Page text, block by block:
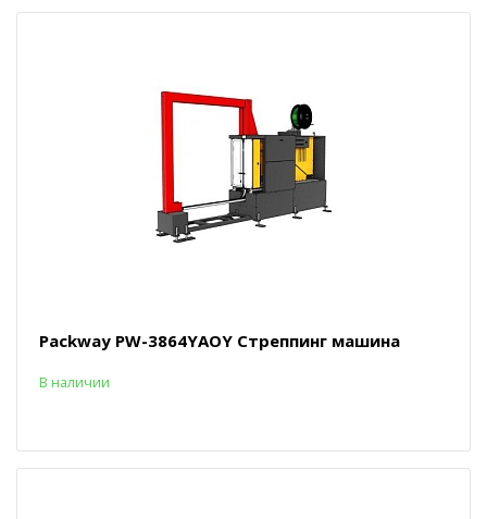
Packway PW-3864YAOY Стреппинг машина
В наличии